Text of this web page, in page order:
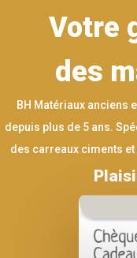
Votre
des
BH Matériaux anciens
depuis plus de 5 ans.
des carreaux ciments